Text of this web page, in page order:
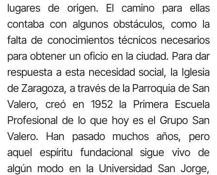
lugares de origen. El camino para ellas
contaba con algunos obstáculos, como la
falta de conocimientos técnicos necesarios
para obtener un oficio en la ciudad. Para dar
respuesta a esta necesidad social, la Iglesia
de Zaragoza, a través de la Parroquia de San
Valero, creó en 1952 la Primera Escuela
Profesional de lo que hoy es el Grupo San
Valero. Han pasado muchos años, pero
aquel espíritu fundacional sigue vivo de
algún modo en la Universidad San Jorge,